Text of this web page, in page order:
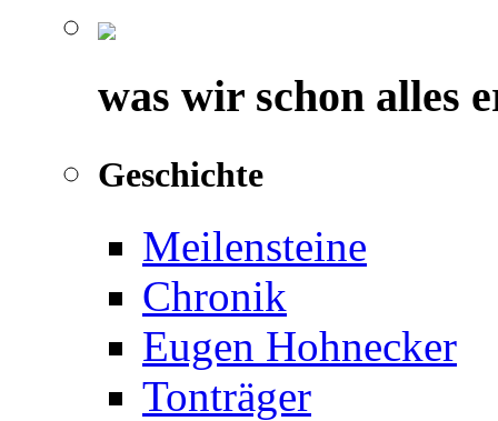
was wir schon alles
Geschichte
Meilensteine
Chronik
Eugen Hohnecker
Tonträger